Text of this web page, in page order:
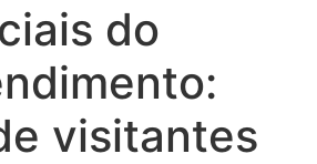
do
visitantes